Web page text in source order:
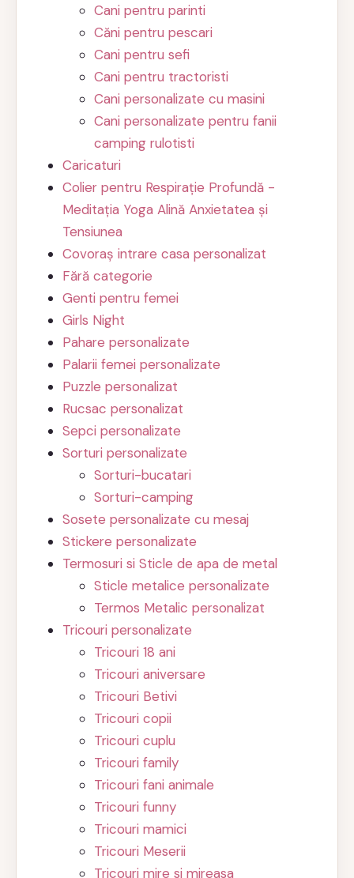
Cani pentru parinti
Căni pentru pescari
Cani pentru sefi
Cani pentru tractoristi
Cani personalizate cu masini
Cani personalizate pentru fanii
camping rulotisti
Caricaturi
Colier pentru Respirație Profundă -
Meditația Yoga Alină Anxietatea și
Tensiunea
Covoraș intrare casa personalizat
Fără categorie
Genti pentru femei
Girls Night
Pahare personalizate
Palarii femei personalizate
Puzzle personalizat
Rucsac personalizat
Sepci personalizate
Sorturi personalizate
Sorturi-bucatari
Sorturi-camping
Sosete personalizate cu mesaj
Stickere personalizate
Termosuri si Sticle de apa de metal
Sticle metalice personalizate
Termos Metalic personalizat
Tricouri personalizate
Tricouri 18 ani
Tricouri aniversare
Tricouri Betivi
Tricouri copii
Tricouri cuplu
Tricouri family
Tricouri fani animale
Tricouri funny
Tricouri mamici
Tricouri Meserii
Tricouri mire si mireasa